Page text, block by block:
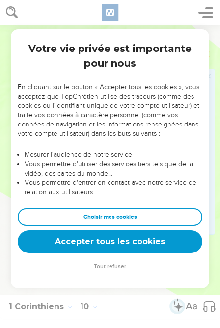
1 Corinthiens 9
Juifs ; avec ceux qui sont sous la loi de Moïse, comme si
j'étais sous la loi [– bien que n’étant pas moi-même sous la
loi –] afin de gagner ceux qui sont sous la loi ;
avec ceux qui sont sans la loi, comme si j'étais sans la loi –
bien que je ne sois pas sans la loi de Dieu, puisque je me
conforme à la loi de Christ – afin de gagner ceux qui sont
J'ai été [comme] faible avec les faibles afin de gagner les
faibles. Je me suis fait tout à tous afin d'en sauver de toute
manière quelques-uns,
et je fais cela à cause de l'Evangile afin d'avoir part à ses
Ne savez-vous pas que les concurrents dans le stade
courent tous, mais qu'un seul remporte le prix ? Courez de
manière à le remporter.
25
ils le font pour obtenir une couronne qui va se détruire ; mais
nous, c’est pour une couronne indestructible.
Moi donc, je cours, mais pas comme à l’aventure ; je boxe,
mais non pour battre l'air.
Au contraire, je traite durement mon corps et je le
1 Corinthiens 10
Votre vie privée est importante
pour nous
En cliquant sur le bouton « Accepter tous les cookies », vous
acceptez que TopChrétien utilise des traceurs (comme des
cookies ou l'identifiant unique de votre compte utilisateur) et
traite vos données à caractère personnel (comme vos
données de navigation et les informations renseignées dans
votre compte utilisateur) dans les buts suivants :
Mesurer l'audience de notre service
Vous permettre d'utiliser des services tiers tels que de la
vidéo, des cartes du monde…
Vous permettre d'entrer en contact avec notre service de
relation aux utilisateurs.
Choisir mes cookies
Accepter tous les cookies
Tout refuser